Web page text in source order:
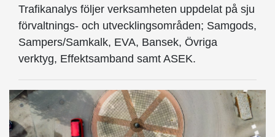
Trafikanalys följer verksamheten uppdelat på sju
förvaltnings- och utvecklingsområden; Samgods,
Sampers/Samkalk, EVA, Bansek, Övriga
verktyg, Effektsamband samt ASEK.